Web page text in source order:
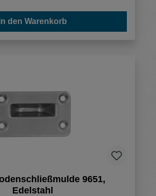
In den Warenkorb
9651,
Edelstahl